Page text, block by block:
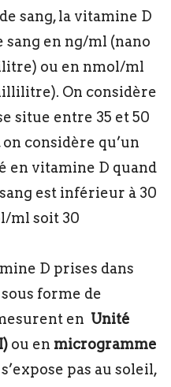
sang, la vitamine D
sang en ng/ml (nano
ou en nmol/ml
On considère
situe entre 35 et 50
considère qu’un
en vitamine D quand
est inférieur à 30
ml soit 30
D prises dans
forme de
en Unité
ou en microgramme
pas au soleil,